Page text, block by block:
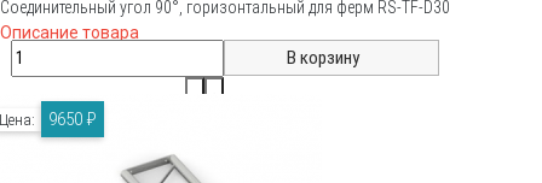
Соединительный угол 90°, горизонтальный для ферм RS-TF-D30
Описание товара
Цена: 9650 ₽